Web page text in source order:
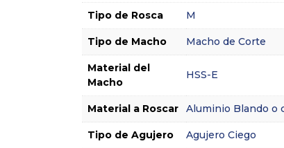
Tipo de Rosca M
Tipo de Macho Macho de Corte
Material del
Macho
HSS-E
Material a Roscar Aluminio Blando o
Tipo de Agujero Agujero Ciego